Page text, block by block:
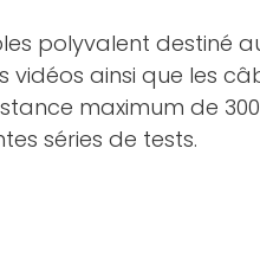
polyvalent destiné
ainsi que les
maximum de
séries de tests.